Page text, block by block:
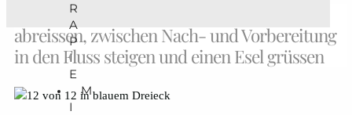
R
A
P
I
E
M
I
12 von 12 im Januar 2026: Weltliteratur
abreissen, zwischen Nach- und Vorbereitung
in den Fluss steigen und einen Esel grüssen